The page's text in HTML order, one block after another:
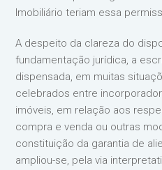
Imobiliário teriam essa
A despeito da clareza do
fundamentação jurídica, a
dispensada, em muitas
celebrados entre
imóveis, em relação aos
compra e venda ou outras
constituição da garantia de
ampliou-se, pela via